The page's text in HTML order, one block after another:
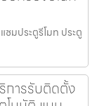
มประตูรีโมท ประตู
การรับติดตั้ง